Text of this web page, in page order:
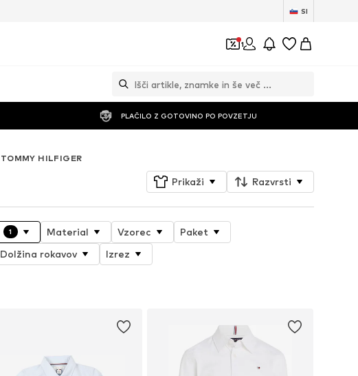
SI
1
PLAČILO Z GOTOVINO PO POVZETJU
TOMMY HILFIGER
Prikaži Razvrsti
1 Material Vzorec
Paket
Dolžina rokavov
Izrez